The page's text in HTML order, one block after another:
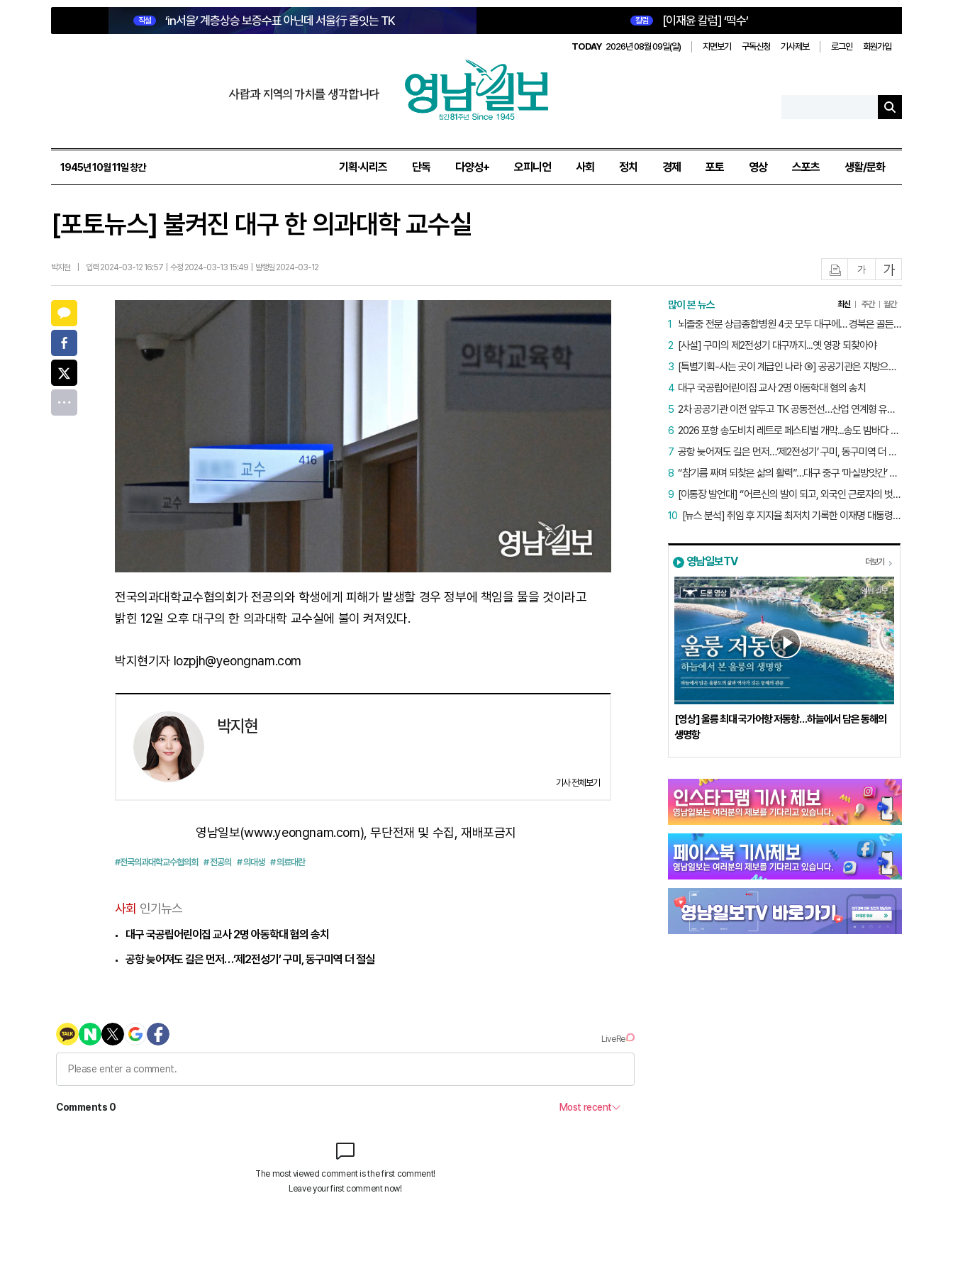
직설 ‘in서울’ 계층상승 보증수표 아닌데 서울行 줄잇는 TK 칼럼 [이재윤 칼럼] ‘떡수’
TODAY 2026년 08월 09일(일) 지면보기 구독신청 기사제보 로그인 회원가입
사람과 지역의 가치를 생각합니다
1945년 10월 11일 창간 기획·시리즈 단독 다양성+ 오피니언 사회 정치 경제 포토 영상 스포츠 생활/문화
[포토뉴스] 불켜진 대구 한 의과대학 교수실
박지현 입력 2024-03-12 16:57 | 수정 2024-03-13 15:49 | 발행일 2024-03-12 글자작게글자크게
전국의과대학교수협의회가 전공의와 학생에게 피해가 발생할 경우 정부에 책임을 물을 것이라고
밝힌 12일 오후 대구의 한 의과대학 교수실에 불이 켜져있다.
박지현기자 lozpjh@yeongnam.com
박지현
기사 전체보기
영남일보(www.yeongnam.com), 무단전재 및 수집, 재배포금지
#전국의과대학교수협의회 # 전공의 # 의대생 # 의료대란
사회 인기뉴스
대구 국공립어린이집 교사 2명 아동학대 혐의 송치
공항 늦어져도 길은 먼저…‘제2전성기’ 구미, 동구미역 더 절실
많이 본 뉴스 최신 주간 월간
뇌졸중 전문 상급종합병원 4곳 모두 대구에… 경북은 골든타임 사각지대
1
[사설] 구미의 제2전성기 대구까지...옛 영광 되찾아야
2
[특별기획-사는 곳이 계급인 나라 ⑨] 공공기관은 지방으로 왔지만, 그들이 사는 곳은 서울이었다
3
대구 국공립어린이집 교사 2명 아동학대 혐의 송치
4
2차 공공기관 이전 앞두고 TK 공동전선…산업 연계형 유치 승부수
5
2026 포항 송도비치 레트로 페스티벌 개막...송도 밤바다 달군 레트로 열기
6
공항 늦어져도 길은 먼저…‘제2전성기’ 구미, 동구미역 더 절실
7
“참기름 짜며 되찾은 삶의 활력”…대구 중구 ‘마실방앗간’ 어르신들의 인생 2막
8
[이통장 발언대] “어르신의 발이 되고, 외국인 근로자의 벗이 되고”…박상철 이장의 ‘사람 농사’
9
[뉴스 분석] 취임 후 지지율 최저치 기록한 이재명 대통령…왜?
10
영남일보TV 더보기
[영상] 울릉 최대 국가어항 저동항…하늘에서 담은 동해의
생명항